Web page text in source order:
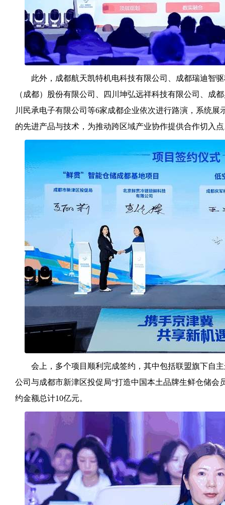
此外，成都航天凯特机电科技有限公司、成都瑞迪智
（成都）股份有限公司、四川坤弘远祥科技有限公司、成
川民承电子有限公司等6家成都企业依次进行路演，系统
的先进产品与技术，为推动跨区域产业协作提供合作切入
会上，多个项目顺利完成签约，其中包括联盟旗下自
公司与成都市新津区投促局“打造中国本土品牌生鲜仓储会
约金额总计10亿元。